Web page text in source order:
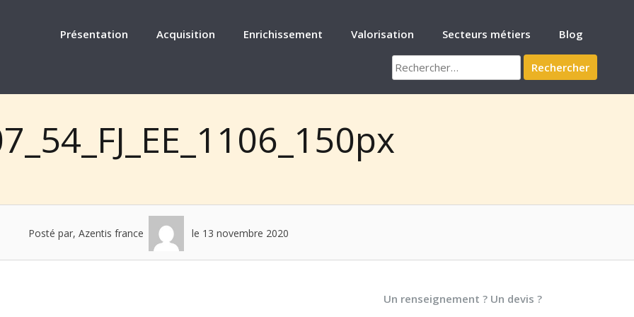
Présentation Acquisition Enrichissement Valorisation Secteurs métiers Blog
Rechercher :
Posté par, Azentis france le 13 novembre 2020
Un renseignement ? Un devis ?